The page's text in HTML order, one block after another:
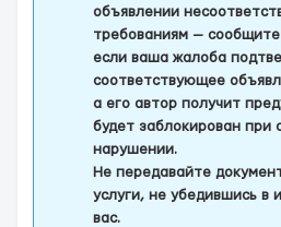
объявлении
требованиям —
если ваша жалоба
соответствующее
а его автор получит
будет заблокирован при
нарушении.
Не передавайте
услуги, не убедившись в
вас.